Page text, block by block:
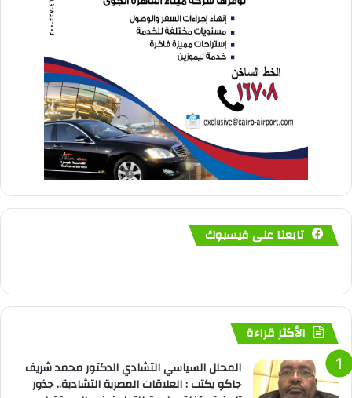
تابعنا على فيسبوك
الأكثر قراءة
المحلل السياسي التشادي الدكتور محمد شريف
جاكو يكتب : العلاقات المصرية التشادية.. جذور